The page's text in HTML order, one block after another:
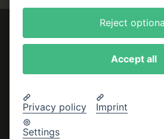
Impressum
Datenschutzerklärung
Reject
Accept all
Privacy policy Imprint
Settings